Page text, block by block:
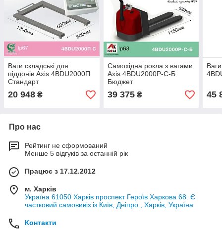
Ваги складські для
піддонів Ахіѕ 4BDU2000П
Стандарт
20 948 ₴
Самохідна рокла з вагами
Axis 4BDU2000Р-С-Б
Бюджет
39 375₴ 45
Про нас
Рейтинг не сформований
Менше 5 відгуків за останній рік
Працює з 17.12.2012
м. Харків
Україна 61050 Харків проспект Героїв Харкова 68. Є
частковий самовивіз із Київ, Дніпро., Харків, Україна
Контакти